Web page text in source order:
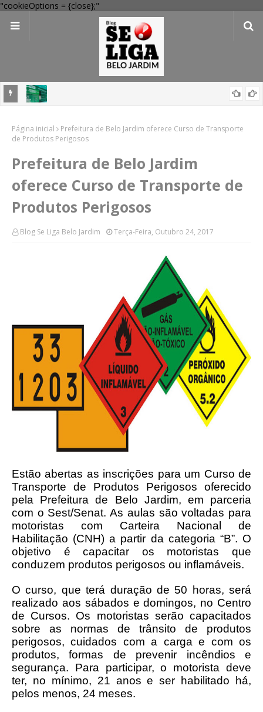
"cookieOptions = {close};"
compras
Página inicial
Prefeitura de Belo Jardim oferece Curso de Transporte
de Produtos Perigosos
Prefeitura de Belo Jardim
oferece Curso de Transporte de
Produtos Perigosos
Blog Se Liga Belo Jardim Terça-Feira, Outubro 24, 2017
Estão abertas as inscrições para um Curso de
Transporte de Produtos Perigosos oferecido
pela Prefeitura de Belo Jardim, em parceria
com o Sest/Senat. As aulas são voltadas para
motoristas com Carteira Nacional de
Habilitação (CNH) a partir da categoria “B”. O
objetivo é capacitar os motoristas que
conduzem produtos perigosos ou inflamáveis.
O curso, que terá duração de 50 horas, será
realizado aos sábados e domingos, no Centro
de Cursos. Os motoristas serão capacitados
sobre as normas de trânsito de produtos
perigosos, cuidados com a carga e com os
produtos, formas de prevenir incêndios e
segurança. Para participar, o motorista deve
ter, no mínimo, 21 anos e ser habilitado há,
pelos menos, 24 meses.